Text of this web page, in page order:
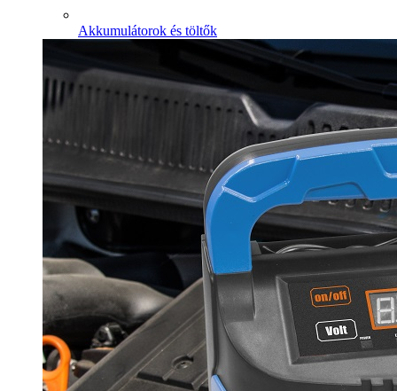
Akkumulátorok és töltők